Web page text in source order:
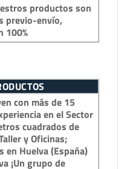
productos son
previo-envío,
100%
con más de 15
en el Sector
cuadrados de
y Oficinas;
en Huelva (España)
¡Un grupo de